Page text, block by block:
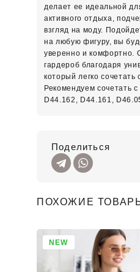
делает ее идеальной
активного отдыха,
взгляд на моду.
на любую фигуру, вы
уверенно и комфортно.
гардероб благодаря
который легко
Рекомендуем сочетать
D44.162, D44.161,
Поделиться
ПОХОЖИЕ
NEW